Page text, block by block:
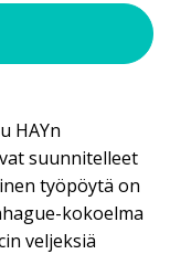
HAYn
suunnitelleet
työpöytä on
kokoelma
veljeksiä